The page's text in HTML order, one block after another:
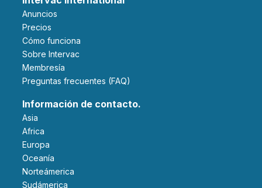
Anuncios
Precios
Cómo funciona
Sobre Intervac
Membresía
Preguntas frecuentes (FAQ)
Información de contacto.
Asia
Africa
Europa
Oceanía
Norteámerica
Sudámerica